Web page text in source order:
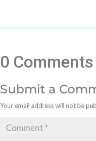
0 Comments
Submit a
Your email address will not be